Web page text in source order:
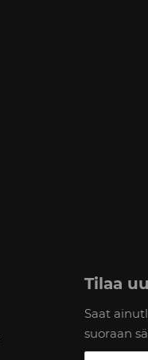
Tilaa
Saat
suoraan